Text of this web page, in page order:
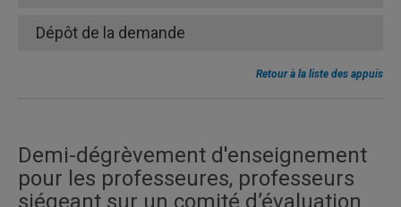
Lors de l’activité.
convention collective du SPUQ
internationale
2 jours et plus
Dépôt de la demande
Retour à la liste des appuis
Demi-dégrèvement d'enseignement
pour les professeures, professeurs
siégeant sur un comité d’évaluation